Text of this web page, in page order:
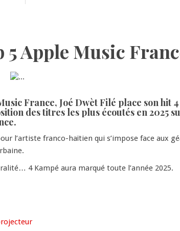
5 Apple Music
France, Joé Dwèt Filé place son hit 4
des titres les plus écoutés en 2025
l’artiste franco-haïtien qui s’impose face aux
4 Kampé aura marqué toute l’année 2025.